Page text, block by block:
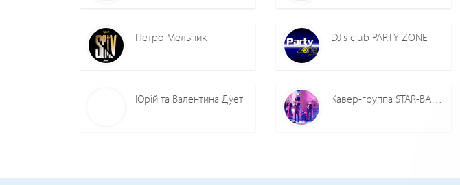
Петро Мельник DJ’s club PARTY ZONE
Юрій та Валентина Дует Кавер-группа STAR-BAND